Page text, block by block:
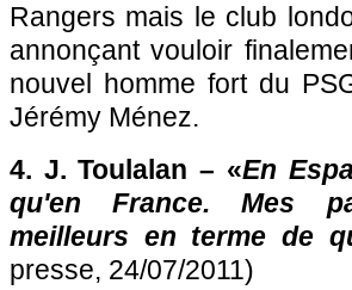
Rangers mais le club
annonçant vouloir
nouvel homme fort du
Jérémy Ménez.
4. J. Toulalan – «En
qu'en France. Mes
meilleurs en terme de
presse, 24/07/2011)